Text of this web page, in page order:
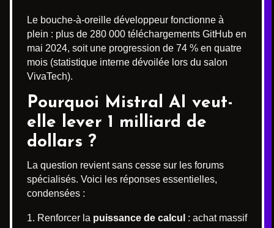
Le bouche-à-oreille développeur fonctionne à
plein : plus de 280 000 téléchargements GitHub en
mai 2024, soit une progression de 74 % en quatre
mois (statistique interne dévoilée lors du salon
VivaTech).
Pourquoi Mistral AI veut-
elle lever 1 milliard de
dollars ?
La question revient sans cesse sur les forums
spécialisés. Voici les réponses essentielles,
condensées :
Renforcer la puissance de calcul : achat massif